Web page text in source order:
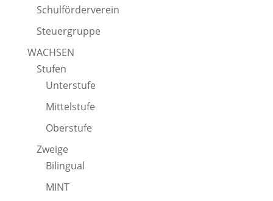
Schulförderverein
Steuergruppe
WACHSEN
Stufen
Unterstufe
Mittelstufe
Oberstufe
Zweige
Bilingual
MINT